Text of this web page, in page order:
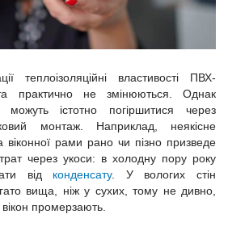
теплоізоляційні властивості ПВХ-
практично не змінюються. Однак
можуть істотно погіршитися через
монтаж. Наприклад, неякісне
рами рано чи пізно призведе
через укоси: в холодну пору року
від конденсату. У вологих стін
вища, ніж у сухих, тому не дивно,
промерзають.